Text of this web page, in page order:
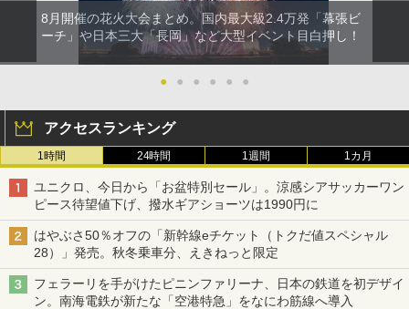
8月開催の花火大会まとめ。国内最大級2.4万発「幕張ビ
ーチ」や日本三大「長岡」など大型イベント目白押し！
● ● ● ● ● ●
アクセスランキング
1時間 24時間 1週間 1カ月
ユニクロ、今日から「お盆特別セール」。涼感シアサッカーワン
ピース待望値下げ、撥水ギアショーツは1990円に
はやぶさ50％オフの「新幹線eチケット（トクだ値スペシャル
28）」発売。秋冬乗車分、えきねっと限定
フェラーリを手がけたピニンファリーナ、日本の鉄道を初デザイ
ン。南海電鉄が新たな「空港特急」をなにわ筋線へ導入